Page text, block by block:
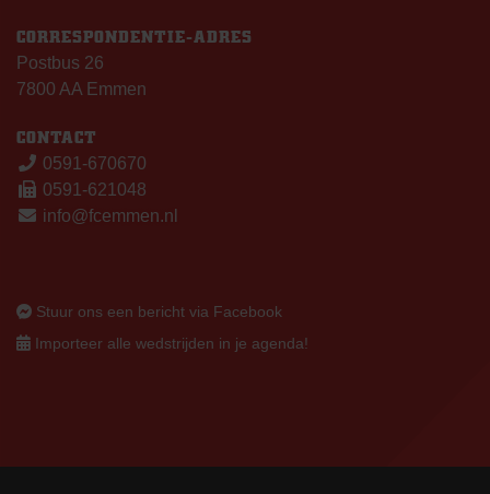
CORRESPONDENTIE-ADRES
Postbus 26
7800 AA Emmen
CONTACT
0591-670670
0591-621048
info@fcemmen.nl
Stuur ons een bericht via Facebook
Importeer alle wedstrijden in je agenda!